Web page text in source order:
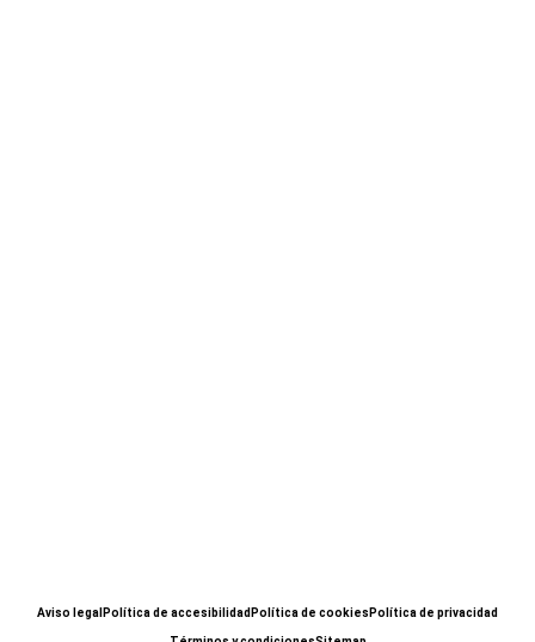
Aviso legal Política de accesibilidad Política de cookies Política de privacidad